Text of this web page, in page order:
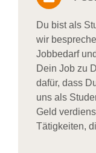
Du bist als
wir
Jobbedarf
Dein Job zu
dafür, dass
uns als
Geld
Tätigkeiten,